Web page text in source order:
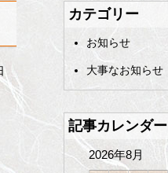
カテゴリー
お知らせ
大事なお知らせ
記事カレンダー
2026年8月